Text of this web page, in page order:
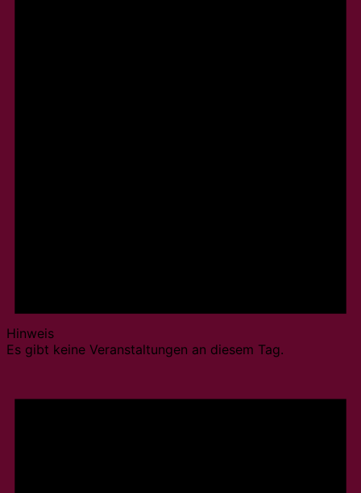
Hinweis
Es gibt keine Veranstaltungen an diesem Tag.